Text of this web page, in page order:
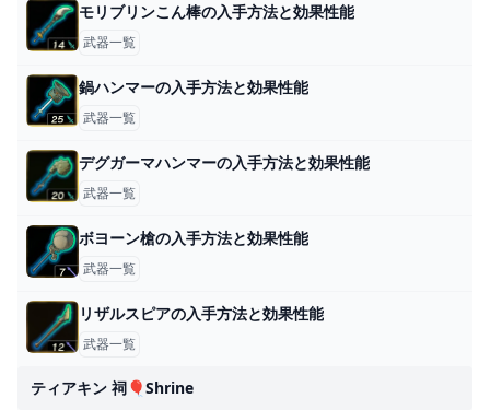
モリブリンこん棒の入手方法と効果性能
武器一覧
鍋ハンマーの入手方法と効果性能
武器一覧
デグガーマハンマーの入手方法と効果性能
武器一覧
ボヨーン槍の入手方法と効果性能
武器一覧
リザルスピアの入手方法と効果性能
武器一覧
ティアキン 祠🎈shrine